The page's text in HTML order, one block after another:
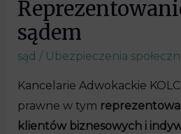
sądem
sąd / Ubezpieczenia
Kancelarie Adwokackie
prawne w tym
klientów biznesowych i